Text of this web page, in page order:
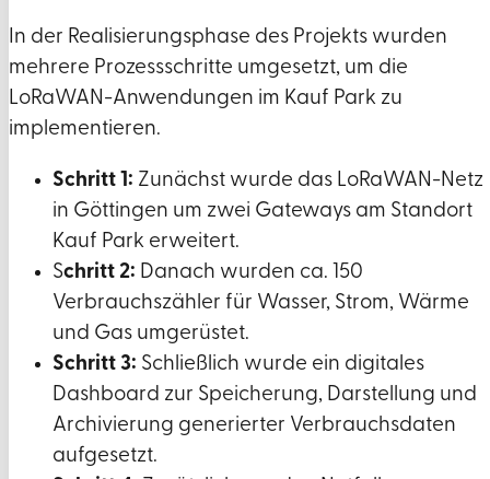
In der Realisierungsphase des Projekts wurden
mehrere Prozessschritte umgesetzt, um die
LoRaWAN-Anwendungen im Kauf Park zu
implementieren.
Schritt 1: Zunächst wurde das LoRaWAN-Netz
in Göttingen um zwei Gateways am Standort
Kauf Park erweitert.
Schritt 2: Danach wurden ca. 150
Verbrauchszähler für Wasser, Strom, Wärme
und Gas umgerüstet.
Schritt 3: Schließlich wurde ein digitales
Dashboard zur Speicherung, Darstellung und
Archivierung generierter Verbrauchsdaten
aufgesetzt.